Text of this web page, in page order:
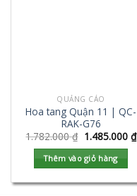
QUẢNG CÁO
Hoa tang Quận 11 | QC-
RAK-G76
1.782.000₫ 1.485.000 ₫
Thêm vào giỏ hàng